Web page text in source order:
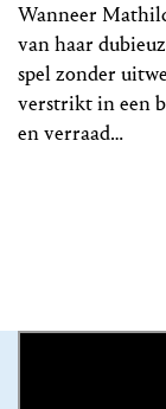
Wanneer
van haar
spel zonder
verstrikt in een
en verraad…